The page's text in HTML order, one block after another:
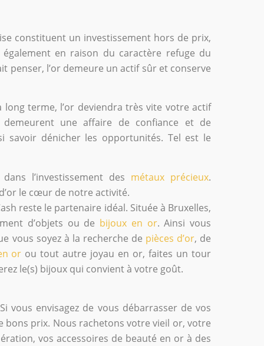
constituent un investissement hors de prix,
en raison du caractère refuge du
penser, l’or demeure un actif sûr et conserve
long terme, l’or deviendra très vite votre actif
demeurent une affaire de confiance et de
savoir dénicher les opportunités. Tel est le
l’investissement des métaux précieux.
le cœur de notre activité.
reste le partenaire idéal. Située à Bruxelles,
d’objets ou de bijoux en or. Ainsi vous
vous soyez à la recherche de pièces d’or, de
or ou tout autre joyau en or, faites un tour
le(s) bijoux qui convient à votre goût.
vous envisagez de vous débarrasser de vos
bons prix. Nous rachetons votre vieil or, votre
vos accessoires de beauté en or à des